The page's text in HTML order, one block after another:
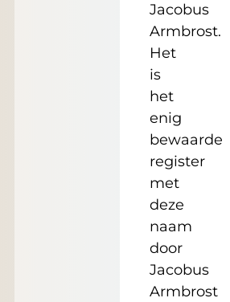
Jacobus
Armbrost.
Het
is
het
enig
bewaarde
register
met
deze
naam
door
Jacobus
Armbrost